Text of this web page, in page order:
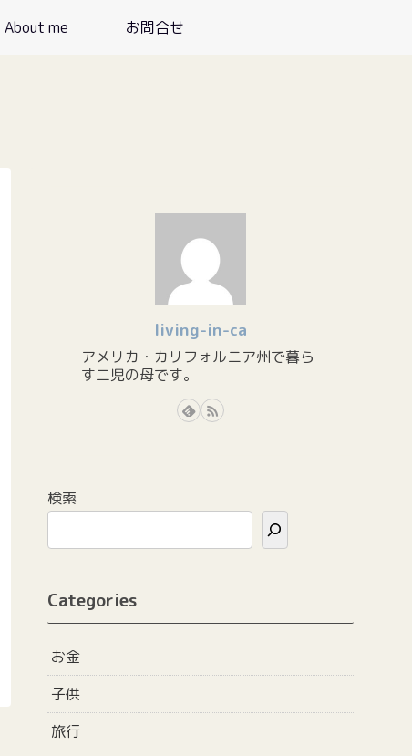
About me お問合せ
living-in-ca
アメリカ・カリフォルニア州で暮ら
す二児の母です。
検索
Categories
お金
子供
旅行